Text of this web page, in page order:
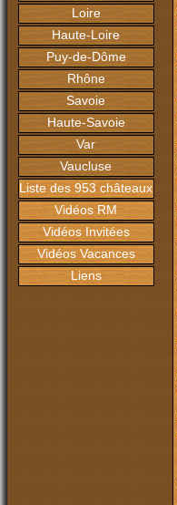
Loire
Haute-Loire
Puy-de-Dôme
Rhône
Savoie
Haute-Savoie
Var
Vaucluse
Liste des 953 châteaux
Vidéos RM
Vidéos Invitées
Vidéos Vacances
Liens